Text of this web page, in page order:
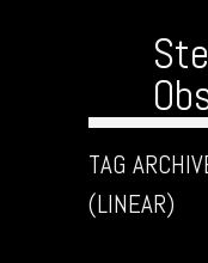
TAG
(LINEAR)